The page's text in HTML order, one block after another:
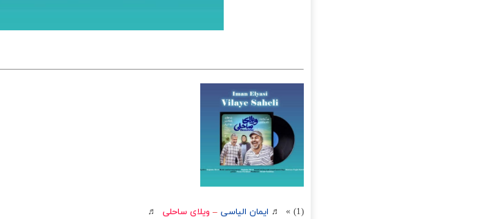
(1) » ♬ ایمان الیاسی – ویلای ساحلی
♬